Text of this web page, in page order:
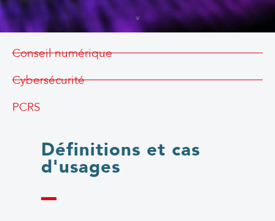
Conseil numérique
Cybersécurité
PCRS
Définitions et cas
d'usages